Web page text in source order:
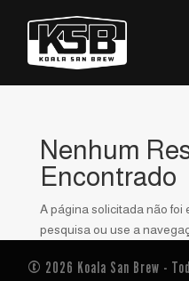
Nenhum
Encontrado
A página solicitada não foi
pesquisa ou use a
© 2026 Koala San Brew -